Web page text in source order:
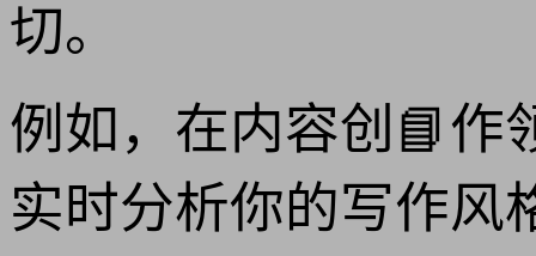
切。
例如，在内容创📘作
实时分析你的写作风